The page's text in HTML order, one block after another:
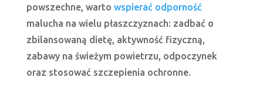
powszechne, warto wspierać odporność
malucha na wielu płaszczyznach: zadbać o
zbilansowaną dietę, aktywność fizyczną,
zabawy na świeżym powietrzu, odpoczynek
oraz stosować szczepienia ochronne.